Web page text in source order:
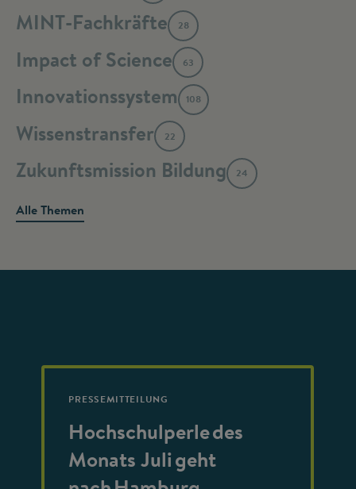
MINT-Fachkräfte 28
Impact of Science 63
Innovationssystem 108
Wissenstransfer 22
Zukunftsmission Bildung 24
Alle Themen
PRESSEMITTEILUNG
Hochschulperle des
Monats Juli geht